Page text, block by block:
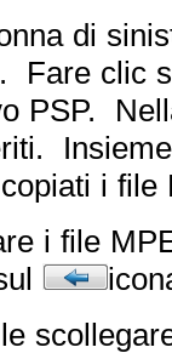
di
Fare clic
PSP.
i file
i file